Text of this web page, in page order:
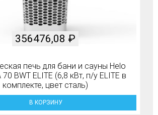
печь для бани и сауны Helo
70 BWT ELITE (6,8 кВт, п/у ELITE в
комплекте, цвет сталь)
356476,08 ₽
В КОРЗИНУ